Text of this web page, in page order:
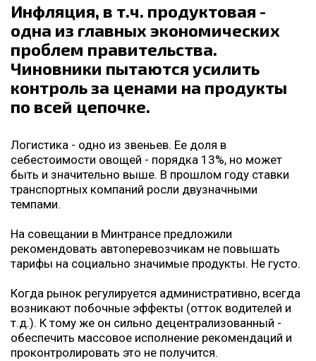
Инфляция, в т.ч. продуктовая -
одна из главных экономических
проблем правительства.
Чиновники пытаются усилить
контроль за ценами на продукты
по всей цепочке.
Логистика - одно из звеньев. Ее доля в
себестоимости овощей - порядка 13%, но может
быть и значительно выше. В прошлом году ставки
транспортных компаний росли двузначными
темпами.
На совещании в Минтрансе предложили
рекомендовать автоперевозчикам не повышать
тарифы на социально значимые продукты. Не густо.
Когда рынок регулируется административно, всегда
возникают побочные эффекты (отток водителей и
т.д.). К тому же он сильно децентрализованный -
обеспечить массовое исполнение рекомендаций и
проконтролировать это не получится.